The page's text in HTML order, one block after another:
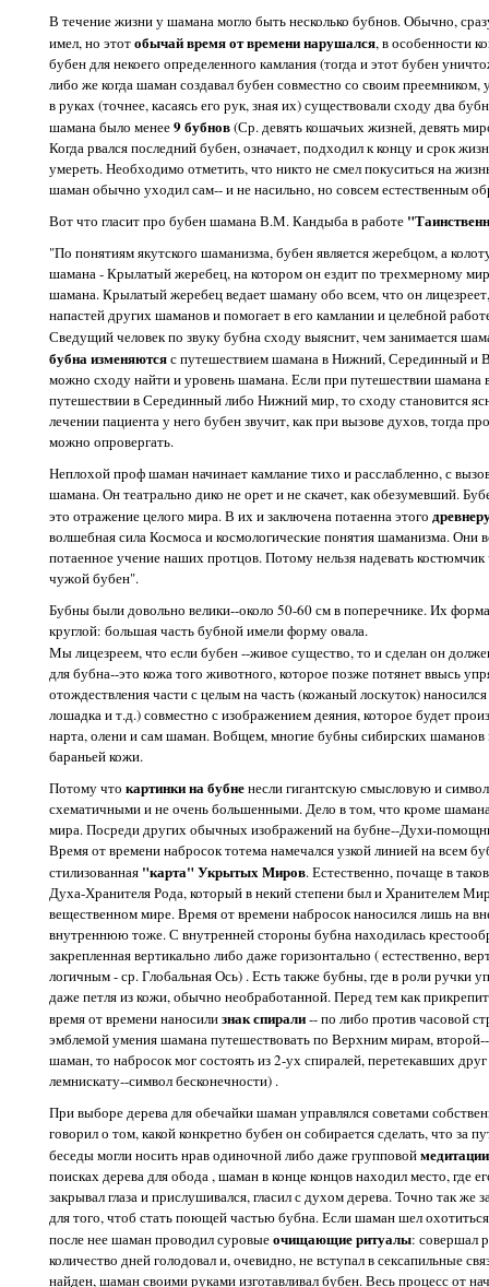
В течение жизни у шамана могло быть несколько бубнов. Обычно,
имел, но этотобычай время от времени нарушался, в особенности
бубен для некоего определенного камлания (тогда и этот бубен
либо же когда шаман создавал бубен совместно со своим
в руках (точнее, касаясь его рук, зная их) существовали сходу два
шамана было менее9 бубнов(Ср. девять кошачьих жизней, девять
Когда рвался последний бубен, означает, подходил к концу и срок
умереть. Необходимо отметить, что никто не смел покуситься на
шаман обычно уходил сам-- и не насильно, но совсем естественным
Вот что гласит про бубен шамана В.М. Кандыба в работе
"По понятиям якутского шаманизма, бубен является жеребцом, а
шамана - Крылатый жеребец, на котором он ездит по трехмерному
шамана. Крылатый жеребец ведает шаману обо всем, что он
напастей других шаманов и помогает в его камлании и целебной
Сведущий человек по звуку бубна сходу выяснит, чем занимается
бубна изменяютсяс путешествием шамана в Нижний, Серединный и
можно сходу найти и уровень шамана. Если при путешествии шамана
путешествии в Серединный либо Нижний мир, то сходу становится
лечении пациента у него бубен звучит, как при вызове духов, тогда
можно опровергать.
Неплохой проф шаман начинает камлание тихо и расслабленно, с
шамана. Он театрально дико не орет и не скачет, как обезумевший.
это отражение целого мира. В их и заключена потаенна этого
волшебная сила Космоса и космологические понятия шаманизма. Они
потаенное учение наших протцов. Потому нельзя надевать
чужой бубен".
Бубны были довольно велики--около 50-60 см в поперечнике. Их
круглой: большая часть бубной имели форму овала.
Мы лицезреем, что если бубен --живое существо, то и сделан он
для бубна--это кожа того животного, которое позже потянет ввысь
отождествления части с целым на часть (кожаный лоскуток)
лошадка и т.д.) совместно с изображением деяния, которое будет
нарта, олени и сам шаман. Вобщем, многие бубны сибирских шаманов
бараньей кожи.
Потому что картинки на бубненесли гигантскую смысловую и
схематичными и не очень большенными. Дело в том, что кроме
мира. Посреди других обычных изображений на бубне--Духи-
Время от времени набросок тотема намечался узкой линией на всем
стилизованная"карта" Укрытых Миров. Естественно, почаще в
Духа-Хранителя Рода, который в некий степени был и Хранителем
вещественном мире. Время от времени набросок наносился лишь на
внутреннюю тоже. С внутренней стороны бубна находилась
закрепленная вертикально либо даже горизонтально ( естественно,
логичным - ср. Глобальная Ось) . Есть также бубны, где в роли ручки
даже петля из кожи, обычно необработанной. Перед тем как
время от времени наносилизнак спирали-- по либо против часовой
эмблемой умения шамана путешествовать по Верхним мирам,
шаман, то набросок мог состоять из 2-ух спиралей, перетекавших
лемнискату--символ бесконечности) .
При выборе дерева для обечайки шаман управлялся советами
говорил о том, какой конкретно бубен он собирается сделать, что за
беседы могли носить нрав одиночной либо даже групповоймедитации
поисках дерева для обода , шаман в конце концов находил место, где
закрывал глаза и прислушивался, гласил с духом дерева. Точно так
для того, чтоб стать поющей частью бубна. Если шаман шел
после нее шаман проводил суровыеочищающие ритуалы: совершал
количество дней голодовал и, очевидно, не вступал в сексапильные
найден, шаман своими руками изготавливал бубен. Весь процесс от